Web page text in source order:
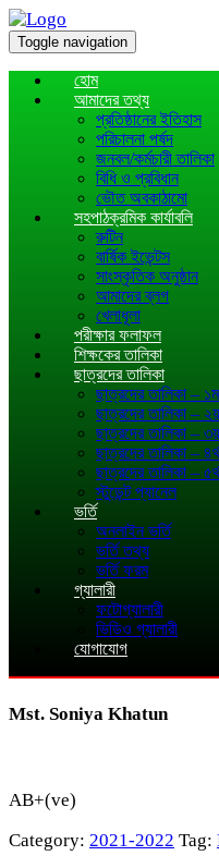
Toggle navigation
হোম
আমাদের তথ্য
প্রতিষ্ঠানের ইতিহাস
পরিচালনা পর্ষদ
জনবল/কর্মচারী তালিকা
বিধি ও প্রবিধান
ভৌত অবকাঠামো
সহপাঠক্রমিক কার্যাবলি
রুটিন
বার্ষিক ইভেন্টস
সাংস্কৃতিক অনুষ্ঠান
আমাদের ব্লগ
খেলাধূলা
পরীক্ষার ফলাফল
শিক্ষকের তালিকা
ছাত্রদের তালিকা
ছাত্রদের তালিকা –
ছাত্রদের তালিকা –
ছাত্রদের তালিকা –
ছাত্রদের তালিকা –
ছাত্রদের তালিকা –
স্টুডেন্ট প্যানেল
ভর্তি
অনলাইন ভর্তি
ভর্তি তথ্য
ভর্তি ফরম
গ্যালারী
ফটোগ্যালারী
ভিডিও গ্যালারী
যোগাযোগ
Mst. Soniya Khatun
AB+(ve)
Category: 2021-2022 Tag: